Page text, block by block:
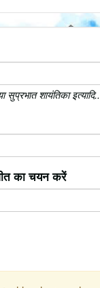
शायंतिका
का चयन करें